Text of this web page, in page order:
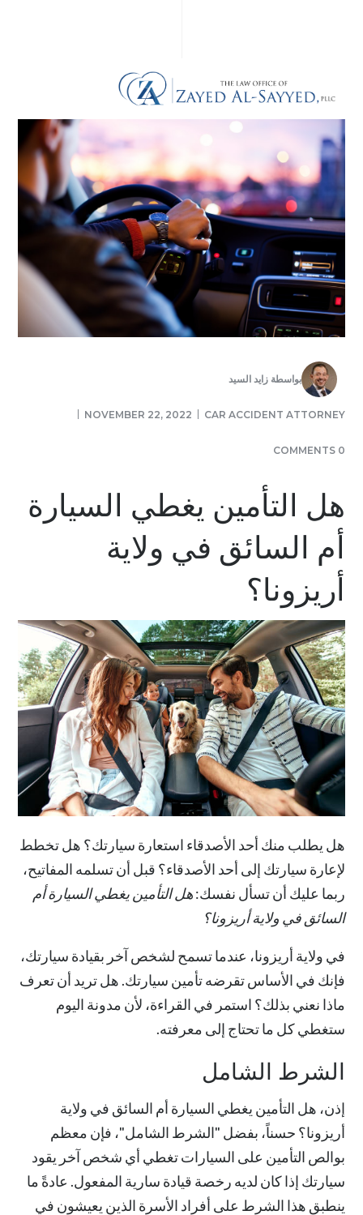
بواسطةزايد السيد
CAR ACCIDENT ATTORNEY
NOVEMBER 22, 2022
0 COMMENTS
هل التأمين يغطي السيارة
أم السائق في ولاية
أريزونا؟
هل يطلب منك أحد الأصدقاء استعارة سيارتك؟ هل تخطط
لإعارة سيارتك إلى أحد الأصدقاء؟ قبل أن تسلمه المفاتيح،
ربما عليك أن تسأل نفسك:هل التأمين يغطي السيارة أم
السائق في ولاية أريزونا؟
في ولاية أريزونا، عندما تسمح لشخص آخر بقيادة سيارتك،
فإنك في الأساس تقرضه تأمين سيارتك. هل تريد أن تعرف
ماذا نعني بذلك؟ استمر في القراءة، لأن مدونة اليوم
ستغطي كل ما تحتاج إلى معرفته.
الشرط الشامل
إذن، هل التأمين يغطي السيارة أم السائق في ولاية
أريزونا؟ حسناً، بفضل "الشرط الشامل"، فإن معظم
بوالص التأمين على السيارات تغطي أي شخص آخر يقود
سيارتك إذا كان لديه رخصة قيادة سارية المفعول. عادةً ما
ينطبق هذا الشرط على أفراد الأسرة الذين يعيشون في